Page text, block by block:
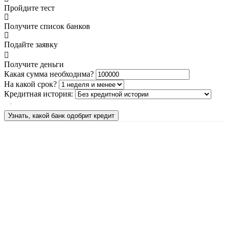
Пройдите тест
Получите список банков
Подайте заявку
Получите деньги
Какая сумма необходима?
На какой срок?
Кредитная история:
Узнать, какой банк одобрит кредит